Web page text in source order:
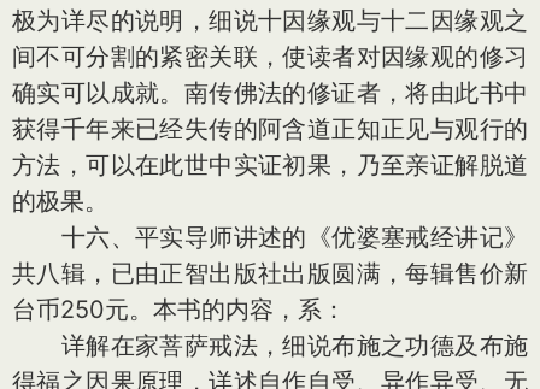
极为详尽的说明，细说十因缘观与十二因缘观之
间不可分割的紧密关联，使读者对因缘观的修习
确实可以成就。南传佛法的修证者，将由此书中
获得千年来已经失传的阿含道正知正见与观行的
方法，可以在此世中实证初果，乃至亲证解脱道
的极果。
十六、平实导师讲述的《优婆塞戒经讲记》
共八辑，已由正智出版社出版圆满，每辑售价新
台币250元。本书的内容，系：
详解在家菩萨戒法，细说布施之功德及布施
得福之因果原理，详述自作自受、异作异受、无